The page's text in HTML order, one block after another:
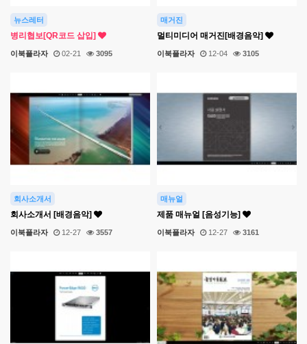
뉴스레터
병리협보[QR코드 삽입]
이북플라자 02-21 3095
매거진
멀티미디어 매거진[배경음악]
이북플라자 12-04 3105
회사소개서
회사소개서 [배경음악]
이북플라자 12-27 3557
매뉴얼
제품 매뉴얼 [음성기능]
이북플라자 12-27 3161